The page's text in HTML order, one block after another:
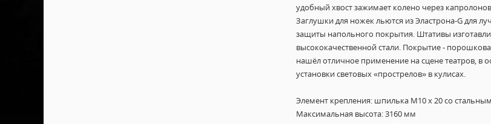
удобный хвост зажимает колено через
Заглушки для ножек льются из Эластрона-G для
защиты напольного покрытия. Штативы
высококачественной стали. Покрытие -
нашёл отличное применение на сцене театров, в
установки световых «прострелов» в кулисах.
Элемент крепления: шпилька М10 х 20 со
Максимальная высота: 3160 мм